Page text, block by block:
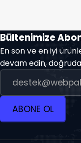
Bültenimize
En son ve en iyi
devam edin,
ABONE OL